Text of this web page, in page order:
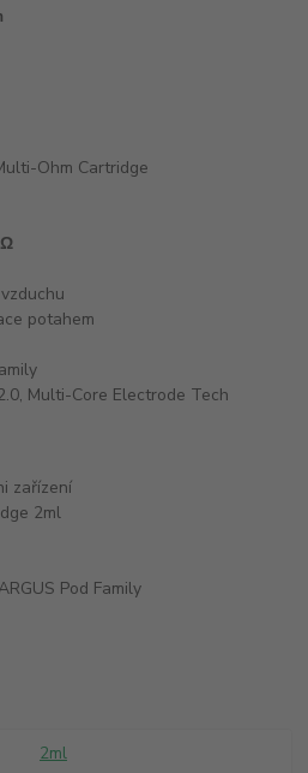
Ohm Cartridge
potahem
Multi-Core Electrode Tech
zařízení
2ml
Pod Family
2ml